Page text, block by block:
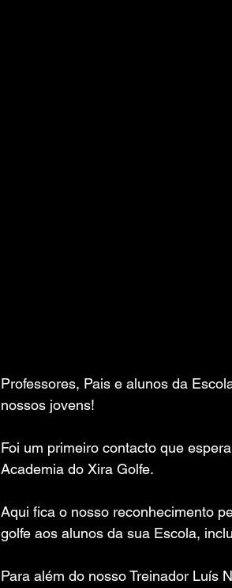
Professores, Pais e alunos da
nossos jovens!
Foi um primeiro contacto que
Academia do Xira Golfe.
Aqui fica o nosso reconhecimento
golfe aos alunos da sua Escola,
Para além do nosso Treinador Luís